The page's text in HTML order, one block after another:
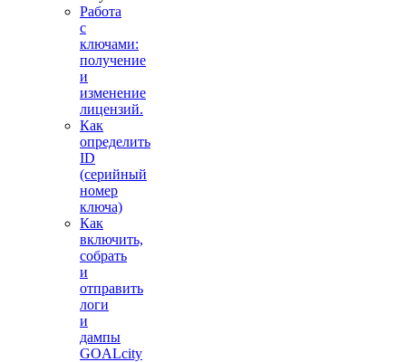
Работа
с
ключами:
получение
и
изменение
лицензий.
Как
определить
ID
(серийный
номер
ключа)
Как
включить,
собрать
и
отправить
логи
и
дампы
GOALcity